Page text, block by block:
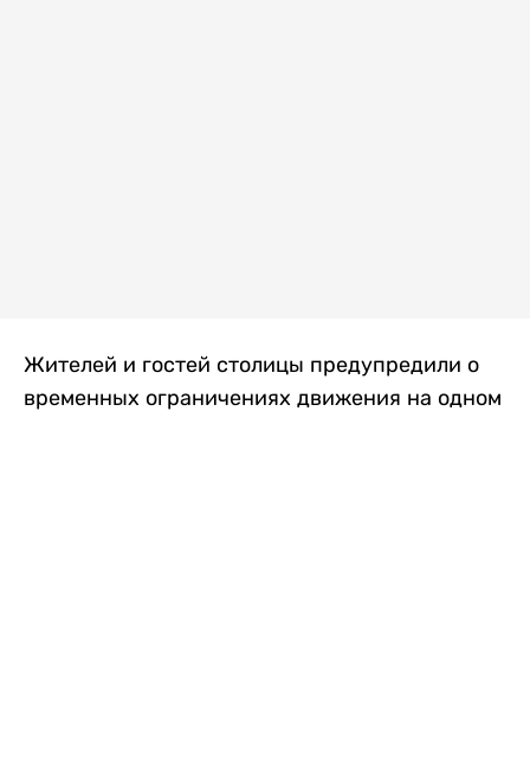
Жителей и гостей столицы предупредили о
временных ограничениях движения на одном